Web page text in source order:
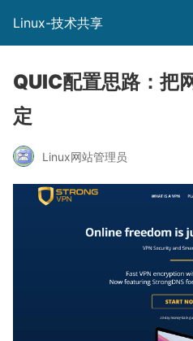
Linux-技术共享
QUIC配置思路：把
定
Linux网站管理员